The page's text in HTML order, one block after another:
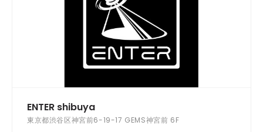
ENTER shibuya
東京都渋谷区神宮前6-19-17 GEMS神宮前 6F